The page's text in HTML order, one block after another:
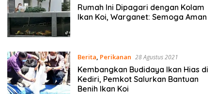
Rumah Ini Dipagari dengan Kolam
Ikan Koi, Warganet: Semoga Aman
Berita, Perikanan 28 Agustus 2021
Kembangkan Budidaya Ikan Hias di
Kediri, Pemkot Salurkan Bantuan
Benih Ikan Koi